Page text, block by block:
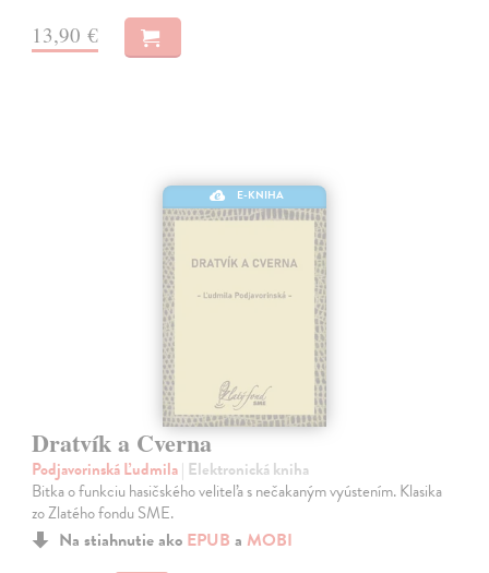
13,90 €
E-KNIHA
Dratvík a Cverna
Podjavorinská Ľudmila| Elektronická kniha
Bitka o funkciu hasičského veliteľa s nečakaným vyústením. Klasika
zo Zlatého fondu SME.
Na stiahnutie ako EPUB a MOBI